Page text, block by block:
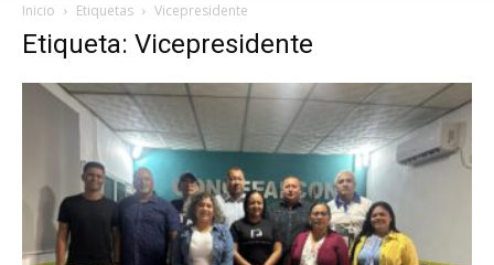
Inicio Etiquetas Vicepresidente
Etiqueta: Vicepresidente